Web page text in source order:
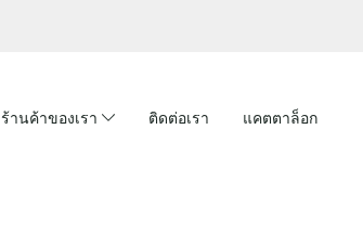
ร้านค้าของเรา ติดต่อเรา แคตตาล็อก